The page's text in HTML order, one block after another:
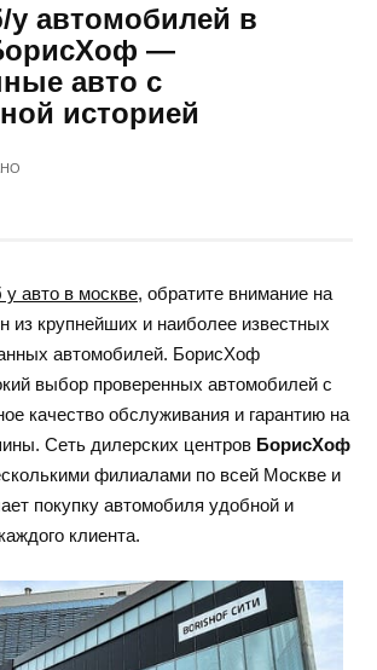
у автомобилей в
—
авто с
историей
у авто в москве, обратите внимание на
из крупнейших и наиболее известных
автомобилей. БорисХоф
выбор проверенных автомобилей с
качество обслуживания и гарантию на
Сеть дилерских центров БорисХоф
филиалами по всей Москве и
покупку автомобиля удобной и
клиента.